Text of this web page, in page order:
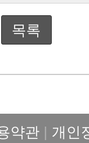
목록
입니다
약관 | 개인